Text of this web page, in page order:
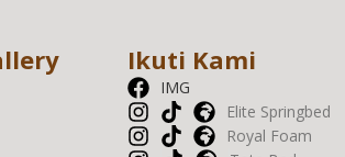
Ikuti Kami
IMG
Elite Springbed
Royal Foam